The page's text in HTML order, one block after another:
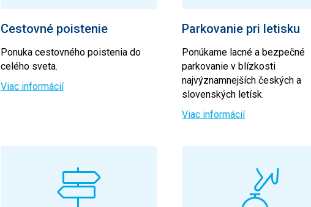
Cestovné poistenie
Ponuka cestovného poistenia do
celého sveta.
Viac informácií
Parkovanie pri letisku
Ponúkame lacné a bezpečné
parkovanie v blízkosti
najvýznamnejších českých a
slovenských letísk.
Viac informácií